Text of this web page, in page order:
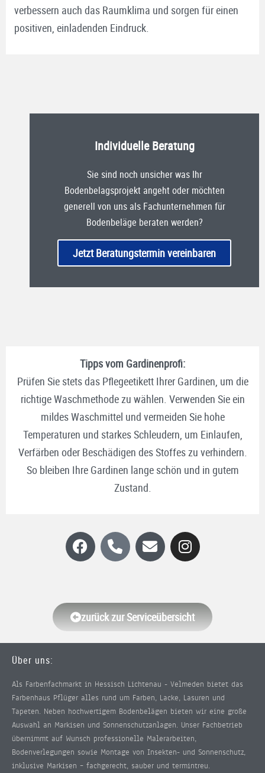
verbessern auch das Raumklima und sorgen für einen
positiven, einladenden Eindruck.
Individuelle Beratung
Sie sind noch unsicher was Ihr
Bodenbelagsprojekt angeht oder möchten
generell von uns als Fachunternehmen für
Bodenbeläge beraten werden?
Jetzt Beratungstermin vereinbaren
Tipps vom Gardinenprofi:
Prüfen Sie stets das Pflegeetikett Ihrer Gardinen, um die
richtige Waschmethode zu wählen. Verwenden Sie ein
mildes Waschmittel und vermeiden Sie hohe
Temperaturen und starkes Schleudern, um Einlaufen,
Verfärben oder Beschädigen des Stoffes zu verhindern.
So bleiben Ihre Gardinen lange schön und in gutem
Zustand.
zurück zur Serviceübersicht
Über uns:
Als Farbenfachmarkt in Hessisch Lichtenau - Velmeden bietet das
Farbenhaus Pflüger alles rund um Farben, Lacke, Lasuren und
Tapeten. Neben hochwertigem Bodenbelägen bieten wir eine große
Auswahl an Markisen und Sonnenschutzanlagen. Unser Fachbetrieb
übernimmt auf Wunsch professionelle Malerarbeiten,
Bodenverlegungen sowie Montage von Insekten- und Sonnenschutz,
inklusive Markisen – fachgerecht, sauber und termintreu.